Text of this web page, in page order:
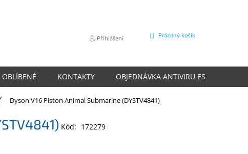
Přihlášení
NÁKUPNÍ
Prázdný košík
OBLÍBENÉ KONTAKTY OBJEDNÁVKA ANTIVIRU ESET
Dyson V16 Piston Animal Submarine (DYSTV4841)
Kód: 172279